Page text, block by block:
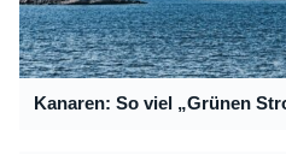
Kanaren: So viel „Grünen